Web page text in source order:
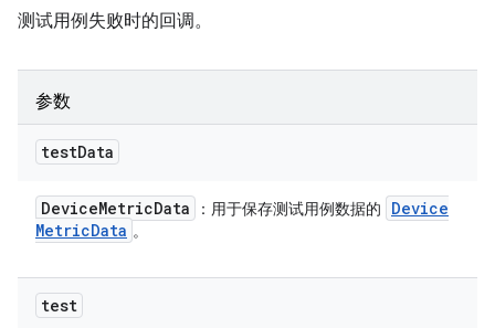
测试用例失败时的回调。
参数
testData
DeviceMetricData ：用于保存测试用例数据的
Device
MetricData 。
test